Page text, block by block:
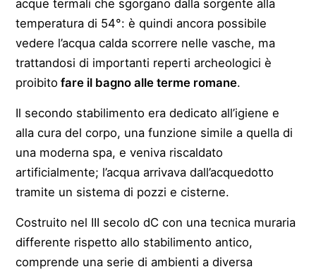
acque termali che sgorgano dalla sorgente alla
temperatura di 54°: è quindi ancora possibile
vedere l’acqua calda scorrere nelle vasche, ma
trattandosi di importanti reperti archeologici è
proibito fare il bagno alle terme romane.
Il secondo stabilimento era dedicato all’igiene e
alla cura del corpo, una funzione simile a quella di
una moderna spa, e veniva riscaldato
artificialmente; l’acqua arrivava dall’acquedotto
tramite un sistema di pozzi e cisterne.
Costruito nel III secolo dC con una tecnica muraria
differente rispetto allo stabilimento antico,
comprende una serie di ambienti a diversa